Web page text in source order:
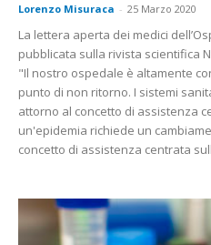
Lorenzo Misuraca - 25 Marzo 2020
La lettera aperta dei medici
pubblicata sulla rivista scientifica
"Il nostro ospedale è altamente
punto di non ritorno. I sistemi
attorno al concetto di assistenza
un'epidemia richiede un
concetto di assistenza centrata